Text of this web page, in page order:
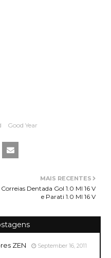
Good Year
MAIS RECENTES
Correias Dentada Gol 1.0 MI 16 V
e Parati 1.0 MI 16 V
ZEN September 16, 2011